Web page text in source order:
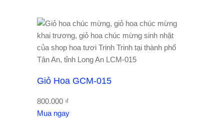
Giỏ Hoa GCM-015
800.000 ₫
Mua ngay